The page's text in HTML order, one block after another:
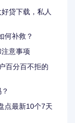
贷下载，私人
何补救？
意事项
百分百不拒的
点最新10个7天